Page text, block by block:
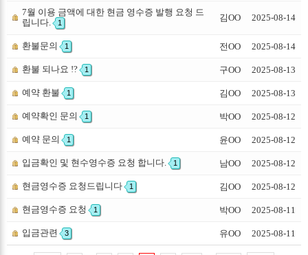
7월 이용 금액에 대한 현금 영수증 발행 요청 드
립니다.
1 김OO 2025-08-14
환불문의 1 전OO 2025-08-14
환불 되나요 !? 1 구OO 2025-08-13
예약 환불 1 김OO 2025-08-13
예약확인 문의 1 박OO 2025-08-12
예약 문의 1 윤OO 2025-08-12
입금확인 및 현수영수증 요청 합니다. 1 남OO 2025-08-12
현금영수증 요청드립니다 1 김OO 2025-08-12
현금영수증 요청 1 박OO 2025-08-11
입금관련 3 유OO 2025-08-11